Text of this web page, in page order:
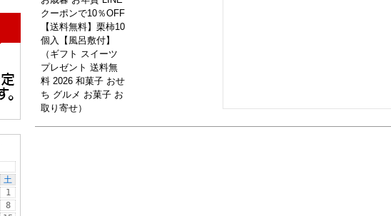
クーポンで10％OFF
【送料無料】栗柿10
個入【風呂敷付】
（ギフト スイーツ
プレゼント 送料無
料 2026 和菓子 おせ
ち グルメ お菓子 お
取り寄せ）